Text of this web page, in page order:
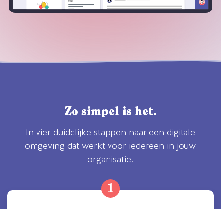
Zo simpel is het.
In vier duidelijke stappen naar een digitale
omgeving dat werkt voor iedereen in jouw
organisatie.
1